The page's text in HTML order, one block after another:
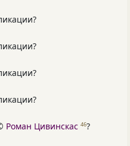
Роман Цивинскас 46?